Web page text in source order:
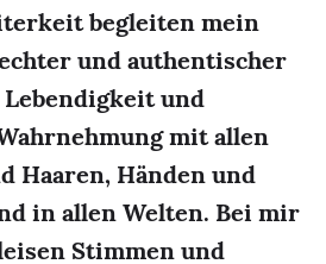
begleiten mein
und authentischer
Lebendigkeit und
mit allen
Haaren, Händen und
in allen Welten. Bei mir
Stimmen und